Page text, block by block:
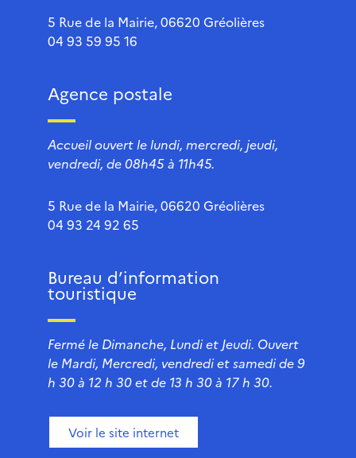
5 Rue de la Mairie, 06620 Gréolières
04 93 59 95 16
Agence postale
Accueil ouvert le lundi, mercredi, jeudi,
vendredi, de 08h45 à 11h45.
5 Rue de la Mairie, 06620 Gréolières
04 93 24 92 65
Bureau d’information
touristique
Fermé le Dimanche, Lundi et Jeudi. Ouvert
le Mardi, Mercredi, vendredi et samedi de 9
h 30 à 12 h 30 et de 13 h 30 à 17 h 30.
Voir le site internet